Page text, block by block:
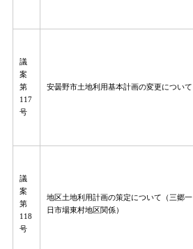
議
案
第
117
号
安曇野市土地利用基本計画の変更について
議
案
第
118
号
地区土地利用計画の策定について（三郷一
日市場東村地区関係）